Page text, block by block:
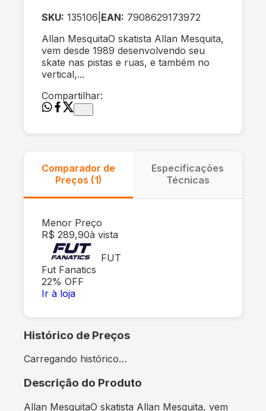
SKU: 135106 EAN: 7908629173972
Allan MesquitaO skatista Allan Mesquita,
vem desde 1989 desenvolvendo seu
skate nas pistas e ruas, e também no
vertical,...
Compartilhar:
Comparador de
Preços (1)
Especificações
Técnicas
Menor Preço
R$ 289,90à vista
FUT
Fut Fanatics
22% OFF
Ir à loja
Histórico de Preços
Carregando histórico…
Descrição do Produto
Allan MesquitaO skatista Allan Mesquita, vem